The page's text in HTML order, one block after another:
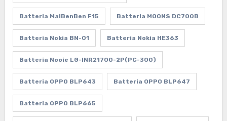
Batteria MaiBenBen F15 Batteria MOONS DC700B
Batteria Nokia BN-01 Batteria Nokia HE363
Batteria Nooie LG-INR21700-2P(PC-300)
Batteria OPPO BLP643 Batteria OPPO BLP647
Batteria OPPO BLP665